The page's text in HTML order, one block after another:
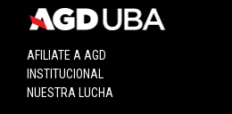
AFILIATE A AGD
INSTITUCIONAL
NUESTRA LUCHA